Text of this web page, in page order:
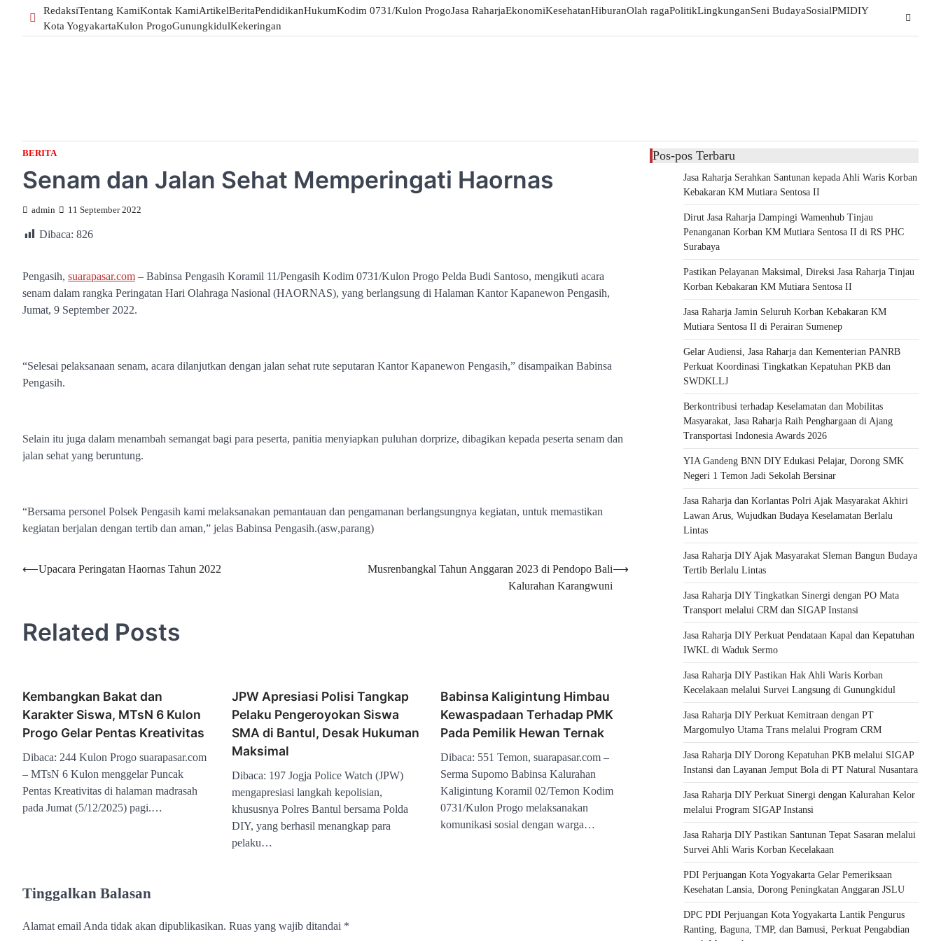
RedaksiTentang KamiKontak KamiArtikelBeritaPendidikanHukumKodim 0731/Kulon ProgoJasa RaharjaEkonomiKesehatanHiburanOlah ragaPolitikLingkunganSeni BudayaSosialPMIDIY
Kota YogyakartaKulon ProgoGunungkidulKekeringan
BERITA
Senam dan Jalan Sehat Memperingati Haornas
admin 11 September 2022
Dibaca: 826
Pengasih, suarapasar.com – Babinsa Pengasih Koramil 11/Pengasih Kodim 0731/Kulon Progo Pelda Budi Santoso, mengikuti acara
senam dalam rangka Peringatan Hari Olahraga Nasional (HAORNAS), yang berlangsung di Halaman Kantor Kapanewon Pengasih,
Jumat, 9 September 2022.
“Selesai pelaksanaan senam, acara dilanjutkan dengan jalan sehat rute seputaran Kantor Kapanewon Pengasih,” disampaikan Babinsa
Pengasih.
Selain itu juga dalam menambah semangat bagi para peserta, panitia menyiapkan puluhan dorprize, dibagikan kepada peserta senam dan
jalan sehat yang beruntung.
“Bersama personel Polsek Pengasih kami melaksanakan pemantauan dan pengamanan berlangsungnya kegiatan, untuk memastikan
kegiatan berjalan dengan tertib dan aman,” jelas Babinsa Pengasih.(asw,parang)
Navigasi
⟵Upacara Peringatan Haornas Tahun 2022
Musrenbangkal Tahun Anggaran 2023 di Pendopo Bali
Kalurahan Karangwuni
⟶
Related Posts
Kembangkan Bakat dan
Karakter Siswa, MTsN 6 Kulon
Progo Gelar Pentas Kreativitas
Dibaca: 244 Kulon Progo suarapasar.com
– MTsN 6 Kulon menggelar Puncak
Pentas Kreativitas di halaman madrasah
pada Jumat (5/12/2025) pagi.…
JPW Apresiasi Polisi Tangkap
Pelaku Pengeroyokan Siswa
SMA di Bantul, Desak Hukuman
Maksimal
Dibaca: 197 Jogja Police Watch (JPW)
mengapresiasi langkah kepolisian,
khususnya Polres Bantul bersama Polda
DIY, yang berhasil menangkap para
pelaku…
Babinsa Kaligintung Himbau
Kewaspadaan Terhadap PMK
Pada Pemilik Hewan Ternak
Dibaca: 551 Temon, suarapasar.com –
Serma Supomo Babinsa Kalurahan
Kaligintung Koramil 02/Temon Kodim
0731/Kulon Progo melaksanakan
komunikasi sosial dengan warga…
Tinggalkan Balasan
Alamat email Anda tidak akan dipublikasikan. Ruas yang wajib ditandai *
Pos-pos Terbaru
Jasa Raharja Serahkan Santunan kepada Ahli Waris Korban
Kebakaran KM Mutiara Sentosa II
Dirut Jasa Raharja Dampingi Wamenhub Tinjau
Penanganan Korban KM Mutiara Sentosa II di RS PHC
Surabaya
Pastikan Pelayanan Maksimal, Direksi Jasa Raharja Tinjau
Korban Kebakaran KM Mutiara Sentosa II
Jasa Raharja Jamin Seluruh Korban Kebakaran KM
Mutiara Sentosa II di Perairan Sumenep
Gelar Audiensi, Jasa Raharja dan Kementerian PANRB
Perkuat Koordinasi Tingkatkan Kepatuhan PKB dan
SWDKLLJ
Berkontribusi terhadap Keselamatan dan Mobilitas
Masyarakat, Jasa Raharja Raih Penghargaan di Ajang
Transportasi Indonesia Awards 2026
YIA Gandeng BNN DIY Edukasi Pelajar, Dorong SMK
Negeri 1 Temon Jadi Sekolah Bersinar
Jasa Raharja dan Korlantas Polri Ajak Masyarakat Akhiri
Lawan Arus, Wujudkan Budaya Keselamatan Berlalu
Lintas
Jasa Raharja DIY Ajak Masyarakat Sleman Bangun Budaya
Tertib Berlalu Lintas
Jasa Raharja DIY Tingkatkan Sinergi dengan PO Mata
Transport melalui CRM dan SIGAP Instansi
Jasa Raharja DIY Perkuat Pendataan Kapal dan Kepatuhan
IWKL di Waduk Sermo
Jasa Raharja DIY Pastikan Hak Ahli Waris Korban
Kecelakaan melalui Survei Langsung di Gunungkidul
Jasa Raharja DIY Perkuat Kemitraan dengan PT
Margomulyo Utama Trans melalui Program CRM
Jasa Raharja DIY Dorong Kepatuhan PKB melalui SIGAP
Instansi dan Layanan Jemput Bola di PT Natural Nusantara
Jasa Raharja DIY Perkuat Sinergi dengan Kalurahan Kelor
melalui Program SIGAP Instansi
Jasa Raharja DIY Pastikan Santunan Tepat Sasaran melalui
Survei Ahli Waris Korban Kecelakaan
PDI Perjuangan Kota Yogyakarta Gelar Pemeriksaan
Kesehatan Lansia, Dorong Peningkatan Anggaran JSLU
DPC PDI Perjuangan Kota Yogyakarta Lantik Pengurus
Ranting, Baguna, TMP, dan Bamusi, Perkuat Pengabdian